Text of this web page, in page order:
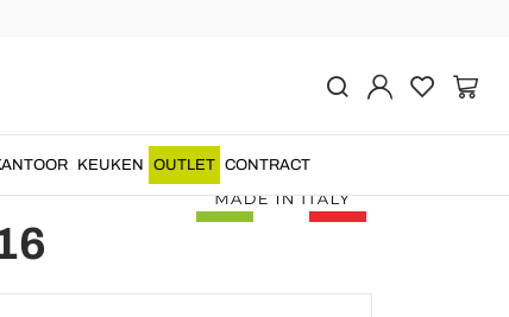
KEUKEN OUTLET CONTRACT
hanglamp
in Italië - Bumbum